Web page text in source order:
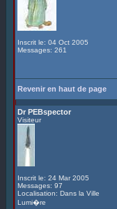
Inscrit le: 04 Oct 2005
Messages: 261
Revenir en haut de page
Dr PEBspector
Visiteur
Inscrit le: 24 Mar 2005
Messages: 97
Localisation: Dans la Ville
Lumi�re